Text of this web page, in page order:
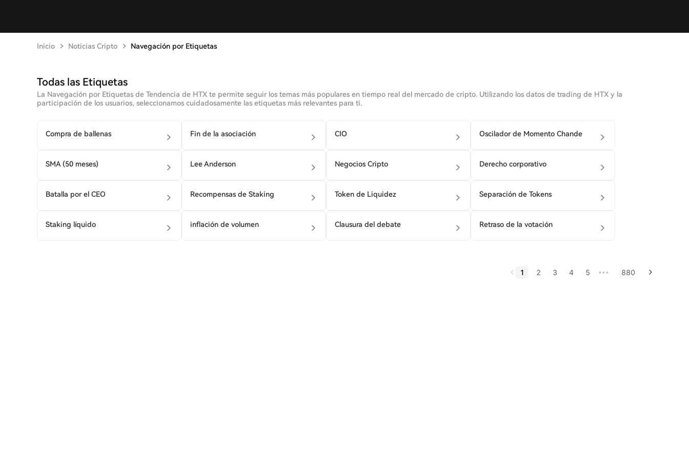
Inicio Noticias Cripto Navegación por Etiquetas
Todas las Etiquetas
La Navegación por Etiquetas de Tendencia de HTX te permite seguir los temas más populares en tiempo real del mercado de cripto. Utilizando los datos de trading de HTX y la
participación de los usuarios, seleccionamos cuidadosamente las etiquetas más relevantes para ti.
Compra de ballenas Fin de la asociación CIO Oscilador de Momento Chande
SMA (50 meses) Lee Anderson Negocios Cripto Derecho corporativo
Batalla por el CEO Recompensas de Staking Token de Liquidez Separación de Tokens
Staking líquido inflación de volumen Clausura del debate Retraso de la votación
1 2 3 4 5 ••• 880